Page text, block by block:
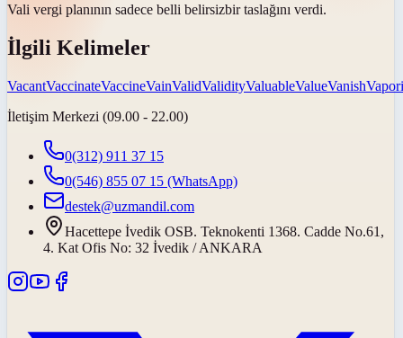
Vali vergi planının sadece belli belirsizbir taslağını verdi.
İlgili Kelimeler
VacantVaccinateVaccineVainValidValidityValuableValueVanish
İletişim Merkezi (09.00 - 22.00)
0(312) 911 37 15
0(546) 855 07 15 (WhatsApp)
destek@uzmandil.com
Hacettepe İvedik OSB. Teknokenti 1368. Cadde No.61,
4. Kat Ofis No: 32 İvedik / ANKARA